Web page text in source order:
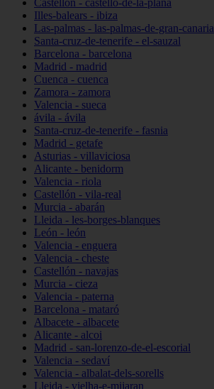
Castellón - castelló-de-la-plana
Illes-balears - ibiza
Las-palmas - las-palmas-de-gran-canaria
Santa-cruz-de-tenerife - el-sauzal
Barcelona - barcelona
Madrid - madrid
Cuenca - cuenca
Zamora - zamora
Valencia - sueca
ávila - ávila
Santa-cruz-de-tenerife - fasnia
Madrid - getafe
Asturias - villaviciosa
Alicante - benidorm
Valencia - riola
Castellón - vila-real
Murcia - abarán
Lleida - les-borges-blanques
León - león
Valencia - enguera
Valencia - cheste
Castellón - navajas
Murcia - cieza
Valencia - paterna
Barcelona - mataró
Albacete - albacete
Alicante - alcoi
Madrid - san-lorenzo-de-el-escorial
Valencia - sedaví
Valencia - albalat-dels-sorells
Lleida - vielha-e-mijaran